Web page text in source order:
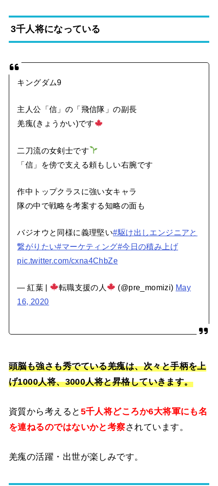
3千人将になっている
キングダム9
主人公「信」の「飛信隊」の副長
羌瘣(きょうかい)です
二刀流の女剣士です
「信」を傍で支える頼もしい右腕です
作中トップクラスに強い女キャラ
隊の中で戦略を考案する知略の面も
バジオウと同様に義理堅い#駆け出しエンジニアと
繋がりたい#マーケティング#今日の積み上げ
pic.twitter.com/cxna4ChbZe
— 紅葉 | 転職支援の人 (@pre_momizi) May
16, 2020
頭脳も強さも秀でている羌瘣は、次々と手柄を上
げ1000人将、3000人将と昇格していきます。
資質から考えると 5千人将どころか6大将軍にも名
を連ねるのではないかと考察されています。
羌瘣の活躍・出世が楽しみです。